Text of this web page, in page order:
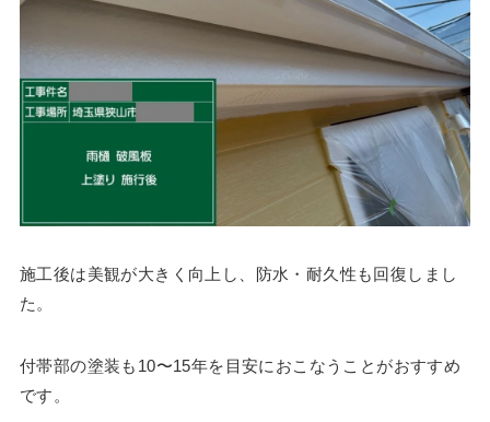
施工後は美観が大きく向上し、防水・耐久性も回復しまし
た。
付帯部の塗装も10〜15年を目安におこなうことがおすすめ
です。